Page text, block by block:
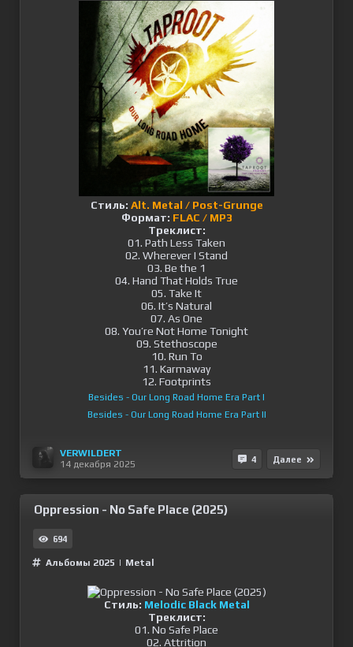
Стиль: Alt. Metal / Post-Grunge
Формат: FLAC / MP3
Треклист:
01. Path Less Taken
02. Wherever I Stand
03. Be the 1
04. Hand That Holds True
05. Take It
06. It’s Natural
07. As One
08. You’re Not Home Tonight
09. Stethoscope
10. Run To
11. Karmaway
12. Footprints
Besides - Our Long Road Home Era Part I
Besides - Our Long Road Home Era Part II
VERWILDERT
14 декабря 2025
4 Далее
Oppression - No Safe Place (2025)
694
Альбомы 2025 | Metal
Стиль: Melodic Black Metal
Треклист:
01. No Safe Place
02. Attrition